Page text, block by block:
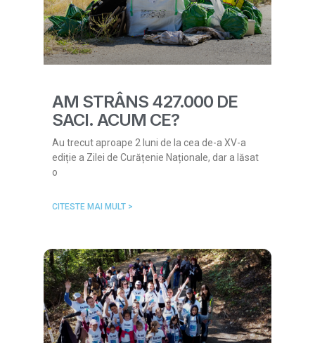
AM STRÂNS 427.000 DE
SACI. ACUM CE?
Au trecut aproape 2 luni de la cea de-a XV-a
ediție a Zilei de Curățenie Naționale, dar a lăsat
o
CITESTE MAI MULT >